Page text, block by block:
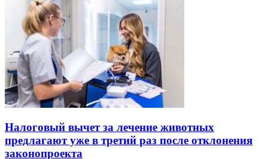
Налоговый вычет за лечение животных
предлагают уже в третий раз после отклонения
законопроекта